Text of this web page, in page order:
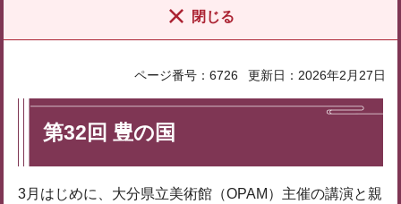
閉じる
ページ番号：6726 更新日：2026年2月27日
第32回 豊の国
3月はじめに、大分県立美術館（OPAM）主催の講演と親